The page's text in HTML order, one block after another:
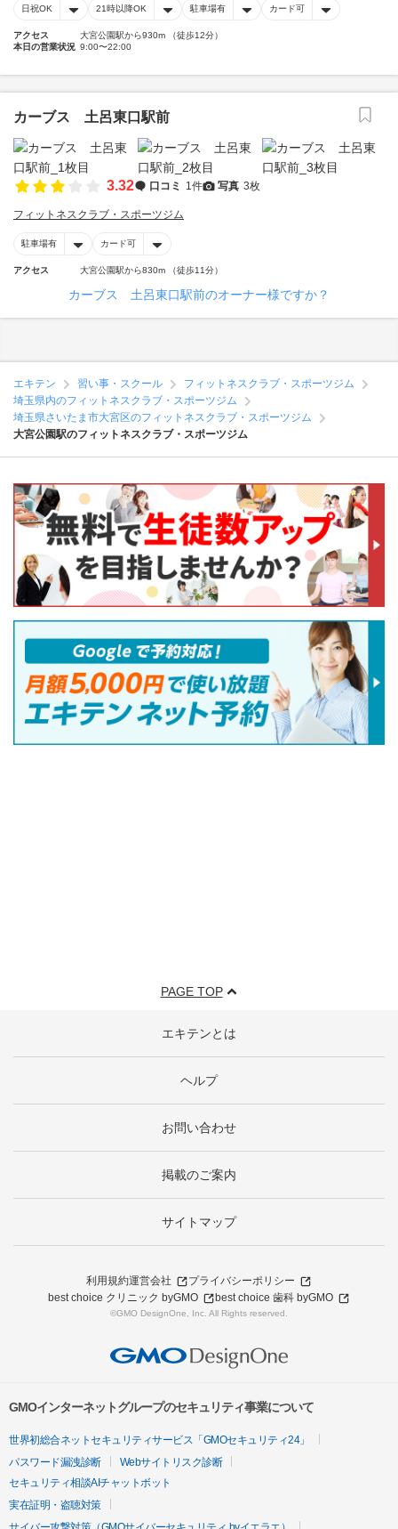
日祝OK 21時以降OK 駐車場有 カード可
アクセス
大宮公園駅から930m （徒歩12分）
本日の営業状況 9:00〜22:00
カーブス 土呂東口駅前
3.32 口コミ 1件 写真 3枚
フィットネスクラブ・スポーツジム
駐車場有 カード可
アクセス 大宮公園駅から830m （徒歩11分）
カーブス 土呂東口駅前のオーナー様ですか？
エキテン 習い事・スクール
フィットネスクラブ・スポーツジム
埼玉県内のフィットネスクラブ・スポーツジム
埼玉県さいたま市大宮区のフィットネスクラブ・スポーツジム
大宮公園駅のフィットネスクラブ・スポーツジム
PAGE TOP
エキテンとは
ヘルプ
お問い合わせ
掲載のご案内
サイトマップ
利用規約運営会社
プライバシーポリシー
best choice クリニック byGMO
best choice 歯科 byGMO
©GMO DesignOne, Inc. All Rights reserved.
GMOインターネットグループのセキュリティ事業について
世界初総合ネットセキュリティサービス「GMOセキュリティ24」
パスワード漏洩診断
Webサイトリスク診断
セキュリティ相談AIチャットボット
実在証明・盗聴対策